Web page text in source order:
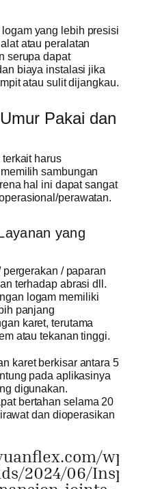
yang lebih presisi
atau peralatan
serupa dapat
biaya instalasi jika
atau sulit dijangkau.
Pakai dan
harus
sambungan
hal ini dapat sangat
perawatan.
yang
pergerakan / paparan
terhadap abrasi dll.
logam memiliki
panjang
karet, terutama
atau tekanan tinggi.
karet berkisar antara 5
pada aplikasinya
digunakan.
bertahan selama 20
dan dioperasikan
wp-
2024/06/